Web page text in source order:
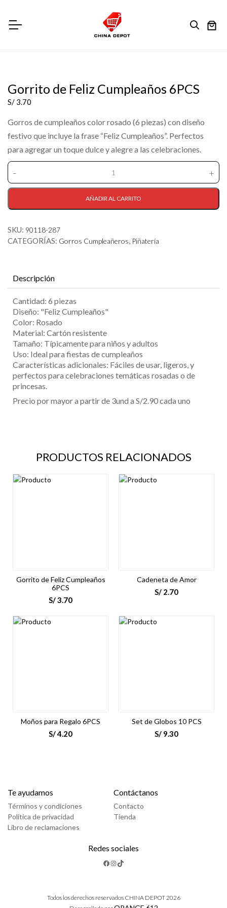
Gorrito de Feliz Cumpleaños 6PCS
S/ 3.70
Gorros de cumpleaños color rosado (6 piezas) con diseño
festivo que incluye la frase “Feliz Cumpleaños”. Perfectos
para agregar un toque dulce y alegre a las celebraciones.
-
de
Cumpleaños
cantidad
+
AÑADIR AL CARRITO
SKU: 90118-287
CATEGORÍAS: Gorros Cumpleañeros, Piñatería
Descripción
Cantidad: 6 piezas
Diseño: "Feliz Cumpleaños"
Color: Rosado
Material: Cartón resistente
Tamaño: Típicamente para niños y adultos
Uso: Ideal para fiestas de cumpleaños
Características adicionales: Fáciles de usar, ligeros, y
perfectos para celebraciones temáticas rosadas o de
princesas.
Precio por mayor a partir de 3und a S/2.90 cada uno
PRODUCTOS RELACIONADOS
Gorrito de Feliz Cumpleaños
6PCS
S/3.70
Cadeneta de Amor
S/ 2.70
Moños para Regalo 6PCS
S/4.20
Set de Globos 10 PCS
S/ 9.30
Te ayudamos
Términos y condiciones
Política de privacidad
Libro de reclamaciones
Contáctanos
Contacto
Tienda
Redes sociales
Facebook Instagram TikTok
Todos los derechos reservados CHINA DEPOT 2026